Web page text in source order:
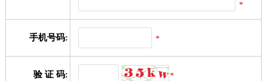
*
手机号码: *
验 证 码: *